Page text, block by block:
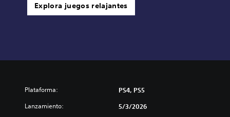
Explora juegos relajantes
Plataforma: PS4, PS5
Lanzamiento: 5/3/2026